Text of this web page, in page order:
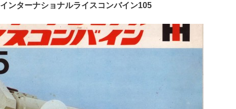
インターナショナルライスコンバイン105